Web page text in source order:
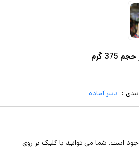
گرم
: دسر آماده
است. شما می توانید با کلیک بر روی